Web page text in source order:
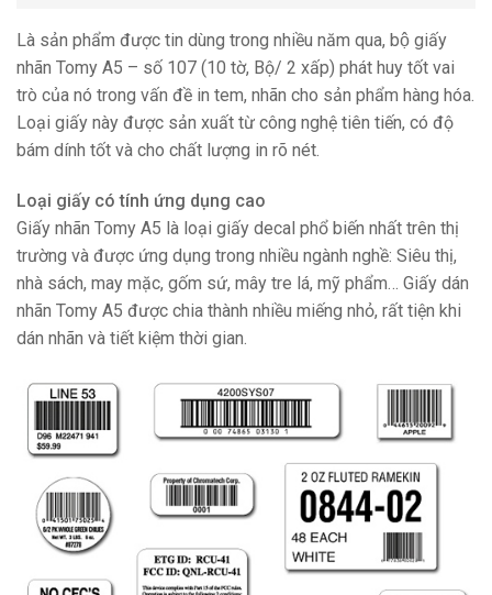
Là sản phẩm được tin dùng trong nhiều năm qua, bộ giấy
nhãn Tomy A5 – số 107 (10 tờ, Bộ/ 2 xấp) phát huy tốt vai
trò của nó trong vấn đề in tem, nhãn cho sản phẩm hàng hóa.
Loại giấy này được sản xuất từ công nghệ tiên tiến, có độ
bám dính tốt và cho chất lượng in rõ nét.
Loại giấy có tính ứng dụng cao
Giấy nhãn Tomy A5 là loại giấy decal phổ biến nhất trên thị
trường và được ứng dụng trong nhiều ngành nghề: Siêu thị,
nhà sách, may mặc, gốm sứ, mây tre lá, mỹ phẩm… Giấy dán
nhãn Tomy A5 được chia thành nhiều miếng nhỏ, rất tiện khi
dán nhãn và tiết kiệm thời gian.